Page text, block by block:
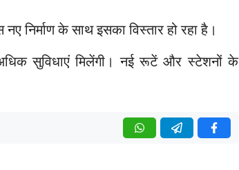
निर्माण के साथ इसका विस्तार हो रहा है।
सुविधाएं मिलेंगी। नई रूटें और स्टेशनों के